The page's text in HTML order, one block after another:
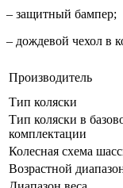
– защитный бампер;
– дождевой чехол в
Производитель
Тип коляски
Тип коляски в
комплектации
Колесная схема
Возрастной